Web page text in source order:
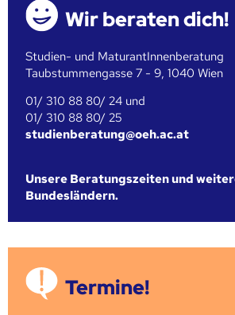
Wir beraten dich!
Studien- und MaturantInnenberatung
Taubstummengasse 7 - 9, 1040 Wien
01/ 310 88 80/ 24 und
01/ 310 88 80/ 25
studienberatung@oeh.ac.at
Unsere Beratungszeiten und
Bundesländern.
Termine!